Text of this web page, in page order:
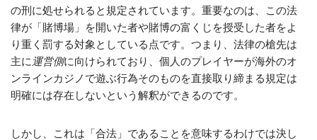
の刑に処せられると規定されています。重要なのは、この法
律が「賭博場」を開いた者や賭博の富くじを授受した者をよ
り重く罰する対象としている点です。つまり、法律の槍先は
主に 運営側に向けられており、個人のプレイヤーが海外のオ
ンラインカジノで遊ぶ行為そのものを直接取り締まる規定は
明確には存在しないという解釈ができるのです。
しかし、これは「合法」であることを意味するわけでは決し